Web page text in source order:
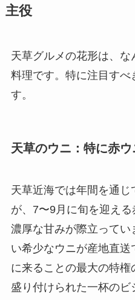
主役
天草グルメの花形は、
料理です。特に注目すべ
す。
天草のウニ：特に赤
天草近海では年間を通
が、7〜9月に旬を迎え
濃厚な甘みが際立ってい
い希少なウニが産地直
に来ることの最大の特
盛り付けられた一杯の